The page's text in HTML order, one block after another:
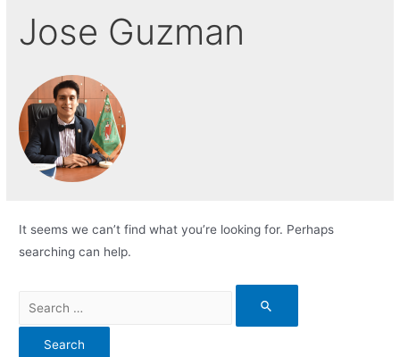
Jose Guzman
It seems we can’t find what you’re looking for. Perhaps
searching can help.